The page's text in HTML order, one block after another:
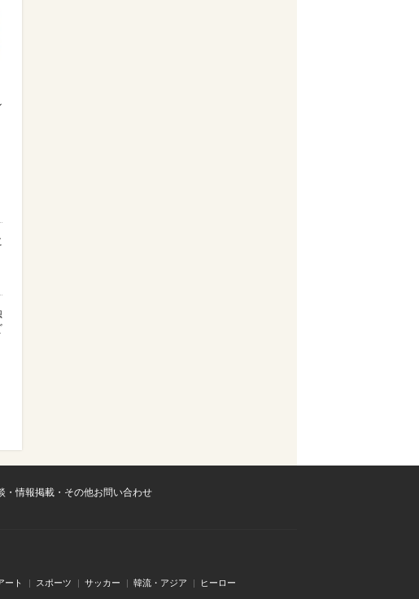
・情報掲載・その他お問い合わせ
ート スポーツ サッカー 韓流・アジア ヒーロー